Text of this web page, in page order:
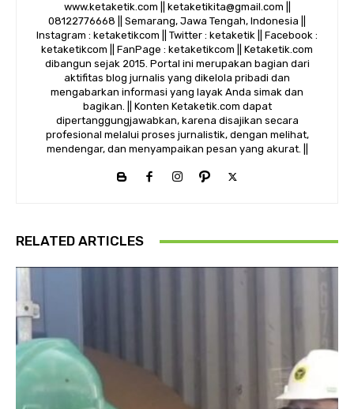
www.ketaketik.com || ketaketikita@gmail.com ||
08122776668 || Semarang, Jawa Tengah, Indonesia ||
Instagram : ketaketikcom || Twitter : ketaketik || Facebook :
ketaketikcom || FanPage : ketaketikcom || Ketaketik.com
dibangun sejak 2015. Portal ini merupakan bagian dari
aktifitas blog jurnalis yang dikelola pribadi dan
mengabarkan informasi yang layak Anda simak dan
bagikan. || Konten Ketaketik.com dapat
dipertanggungjawabkan, karena disajikan secara
profesional melalui proses jurnalistik, dengan melihat,
mendengar, dan menyampaikan pesan yang akurat. ||
RELATED ARTICLES